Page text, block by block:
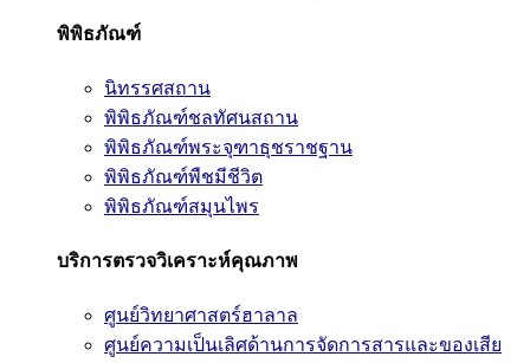
พิพิธภัณฑ์
นิทรรศสถาน
พิพิธภัณฑ์ชลทัศนสถาน
พิพิธภัณฑ์พระจุฑาธุชราชฐาน
พิพิธภัณฑ์พืชมีชีวิต
พิพิธภัณฑ์สมุนไพร
บริการตรวจวิเคราะห์คุณภาพ
ศูนย์วิทยาศาสตร์ฮาลาล
ศูนย์ความเป็นเลิศด้านการจัดการสารและของเสีย